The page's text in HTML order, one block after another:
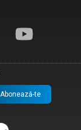
Abonează-te